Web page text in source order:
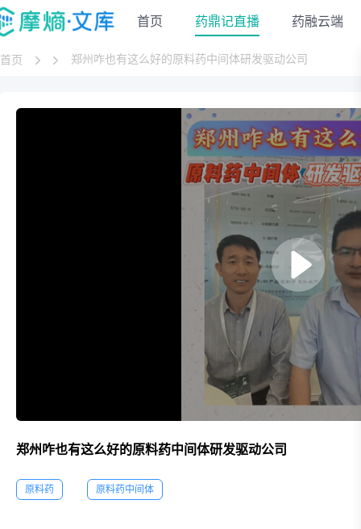
首页 药鼎记直播 药融云端
首页 郑州咋也有这么好的原料药中间体研发驱动公司
郑州咋也有这么好的原料药中间体研发驱动公司
原料药 原料药中间体